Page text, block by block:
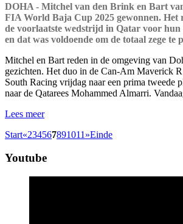
DOHA - Mitchel van den Brink en Bart
FIA World Baja Cup 2025 gewonnen. Het
de voorlaatste wedstrijd in Qatar voor
en dat was voldoende om de totaal zege te
Mitchel en Bart reden in de omgeving van
gezichten. Het duo in de Can-Am Maverick
South Racing vrijdag naar een prima tweede
naar de Qatarees Mohammed Almarri.
Lees meer
Start«234567891011 »Einde
Youtube